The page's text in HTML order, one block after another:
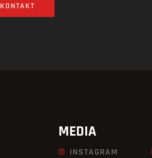
KONTAKT
MEDIA
INSTAGRAM